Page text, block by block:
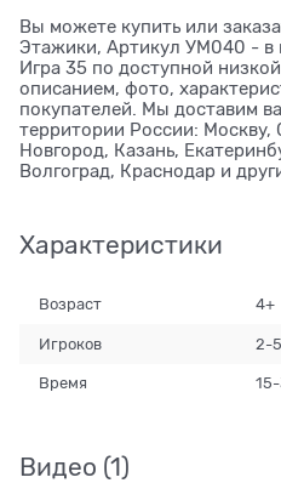
Вы можете купить или
Этажики, Артикул УМ040 - в
Игра 35 по доступной
описанием, фото,
покупателей. Мы доставим
территории России:
Новгород, Казань,
Волгоград, Краснодар и
Характеристики
Возраст 4+
Игроков 2-5
Время
Видео (1)